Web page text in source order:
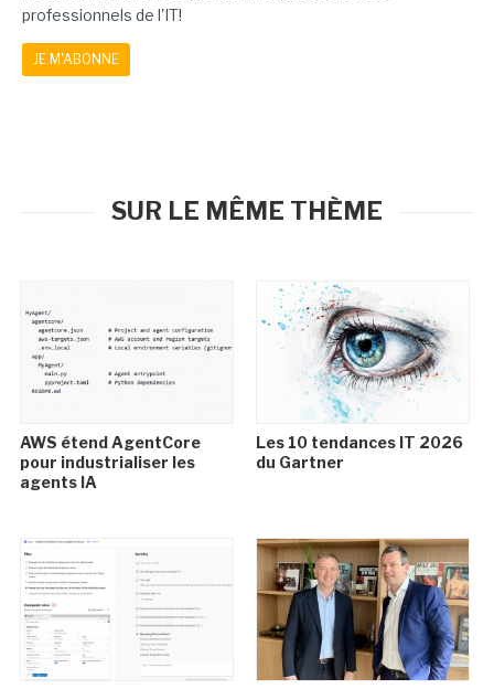
professionnels de l'IT!
JE M'ABONNE
SUR LE MÊME THÈME
AWS étend AgentCore
pour industrialiser les
agents IA
Les 10 tendances IT 2026
du Gartner